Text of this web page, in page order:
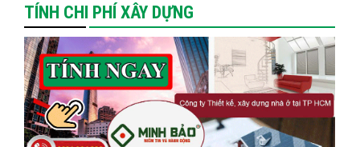
TÍNH CHI PHÍ XÂY DỰNG